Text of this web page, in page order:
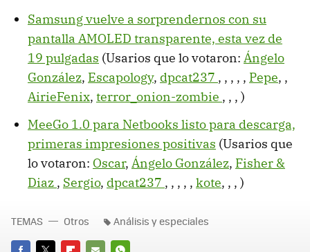
Samsung vuelve a sorprendernos con su
pantalla AMOLED transparente, esta vez de
19 pulgadas (Usarios que lo votaron: Ángelo
González, Escapology, dpcat237 , , , , , Pepe, ,
AirieFenix, terror_onion-zombie , , , )
MeeGo 1.0 para Netbooks listo para descarga,
primeras impresiones positivas (Usarios que
lo votaron: Oscar, Ángelo González, Fisher &
Diaz , Sergio, dpcat237 , , , , , kote, , , )
TEMAS Otros Análisis y especiales